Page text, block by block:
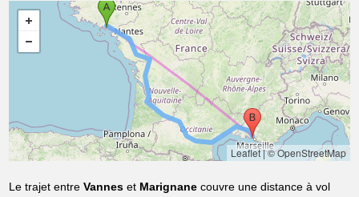
Leaflet|© OpenStreetMap
Le trajet entreVannes et Marignane couvre une distance à vol